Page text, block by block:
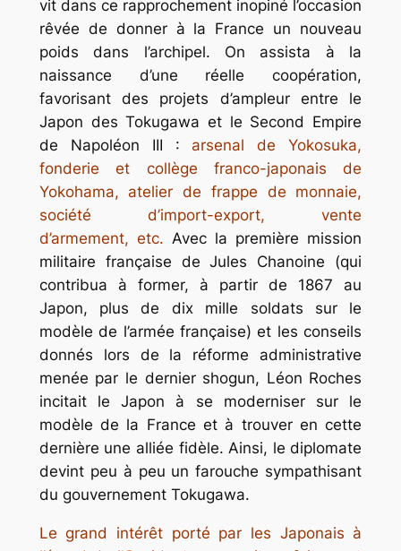
vit dans ce rapprochement inopiné l’occasion
rêvée de donner à la France un nouveau
poids dans l’archipel. On assista à la
naissance d’une réelle coopération,
favorisant des projets d’ampleur entre le
Japon des Tokugawa et le Second Empire
de Napoléon III : arsenal de Yokosuka,
fonderie et collège franco-japonais de
Yokohama, atelier de frappe de monnaie,
société d’import-export, vente
d’armement, etc. Avec la première mission
militaire française de Jules Chanoine (qui
contribua à former, à partir de 1867 au
Japon, plus de dix mille soldats sur le
modèle de l’armée française) et les conseils
donnés lors de la réforme administrative
menée par le dernier shogun, Léon Roches
incitait le Japon à se moderniser sur le
modèle de la France et à trouver en cette
dernière une alliée fidèle. Ainsi, le diplomate
devint peu à peu un farouche sympathisant
du gouvernement Tokugawa.
Le grand intérêt porté par les Japonais à